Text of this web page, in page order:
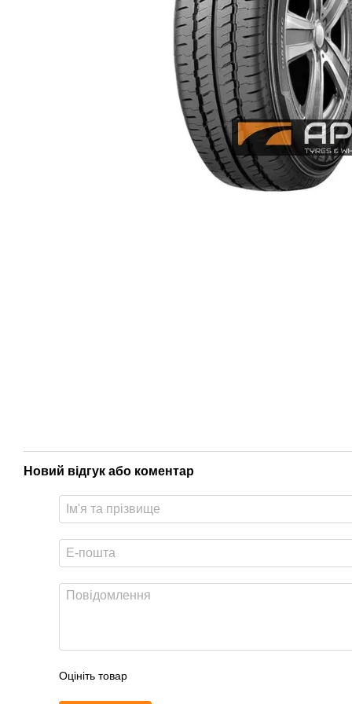
Новий відгук або коментар
Оцініть товар